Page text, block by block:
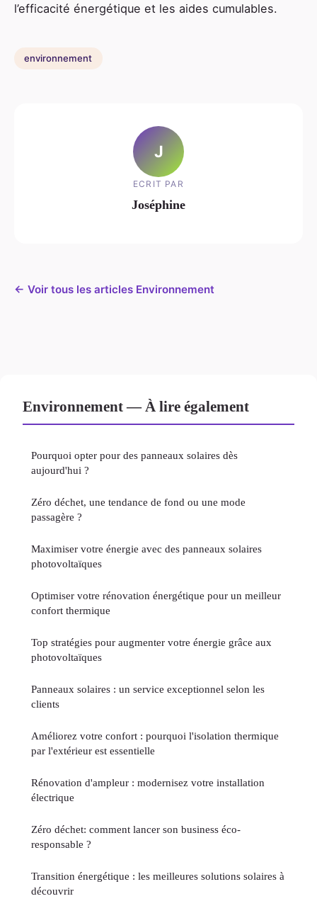
l’efficacité énergétique et les aides cumulables.
environnement
J
ECRIT PAR
Joséphine
← Voir tous les articles Environnement
Environnement — À lire également
Pourquoi opter pour des panneaux solaires dès
aujourd'hui ?
Zéro déchet, une tendance de fond ou une mode
passagère ?
Maximiser votre énergie avec des panneaux solaires
photovoltaïques
Optimiser votre rénovation énergétique pour un meilleur
confort thermique
Top stratégies pour augmenter votre énergie grâce aux
photovoltaïques
Panneaux solaires : un service exceptionnel selon les
clients
Améliorez votre confort : pourquoi l'isolation thermique
par l'extérieur est essentielle
Rénovation d'ampleur : modernisez votre installation
électrique
Zéro déchet: comment lancer son business éco-
responsable ?
Transition énergétique : les meilleures solutions solaires à
découvrir